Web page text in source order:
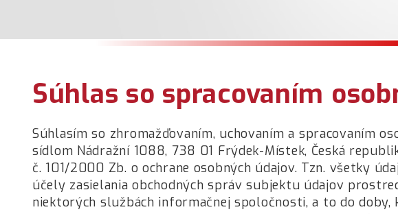
Súhlas so spracovaním
Súhlasím so zhromažďovaním, uchovaním a spracovaním
sídlom Nádražní 1088, 738 01 Frýdek-Místek, Česká
č. 101/2000 Zb. o ochrane osobných údajov. Tzn. všetky
účely zasielania obchodných správ subjektu údajov
niektorých službách informačnej spoločnosti, a to do